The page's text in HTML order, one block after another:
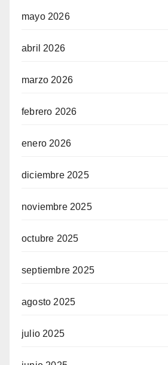
mayo 2026
abril 2026
marzo 2026
febrero 2026
enero 2026
diciembre 2025
noviembre 2025
octubre 2025
septiembre 2025
agosto 2025
julio 2025